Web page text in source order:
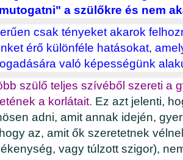
a szülőkre és nem
csak tényeket akarok
érő különféle hatásokat,
való képességünk
szülő teljes szívéből szereti a
a korlátait. Ez azt jelenti,
adni, amit annak idején,
az, amit ők szeretetnek
vagy túlzott szigor),